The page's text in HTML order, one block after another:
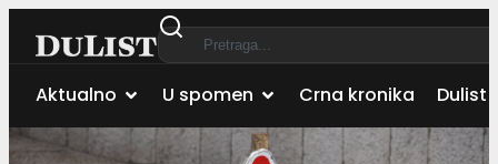
Aktualno U spomen Crna kronika Dulist